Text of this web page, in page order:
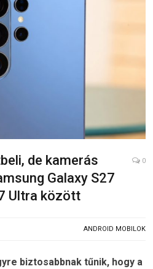
de kamerás
Galaxy S27
Ultra között
0
ANDROID MOBILOK
biztosabbnak tűnik, hogy a